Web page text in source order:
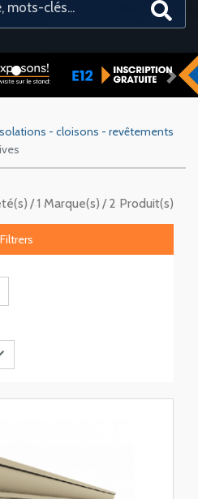
- cloisons - revêtements
2 Produit(s)
1 Marque(s)
Filtrers